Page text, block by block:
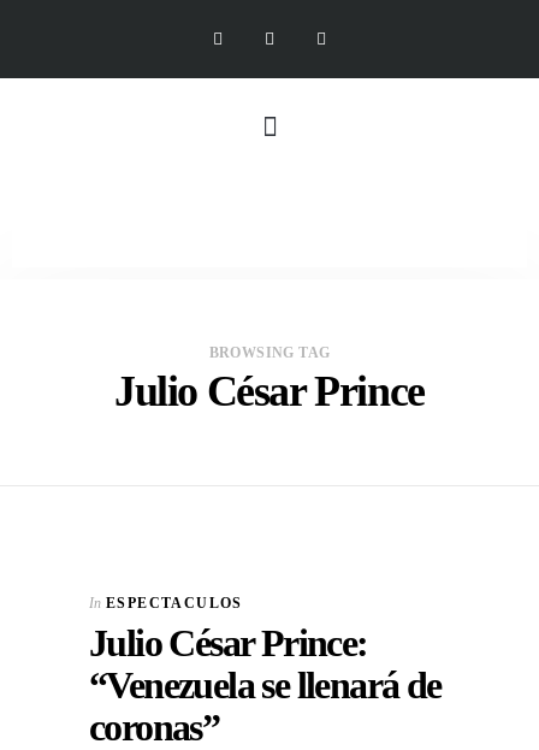
BROWSING TAG
Julio César Prince
In ESPECTACULOS
Julio César Prince:
“Venezuela se llenará de
coronas”